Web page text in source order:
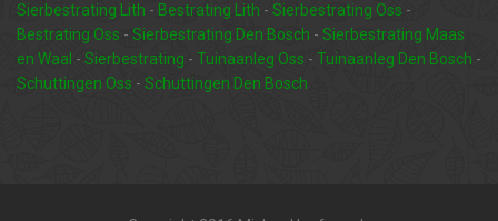
Sierbestrating Lith - Bestrating Lith - Sierbestrating Oss -
Bestrating Oss - Sierbestrating Den Bosch - Sierbestrating Maas
en Waal - Sierbestrating - Tuinaanleg Oss - Tuinaanleg Den Bosch -
Schuttingen Oss - Schuttingen Den Bosch